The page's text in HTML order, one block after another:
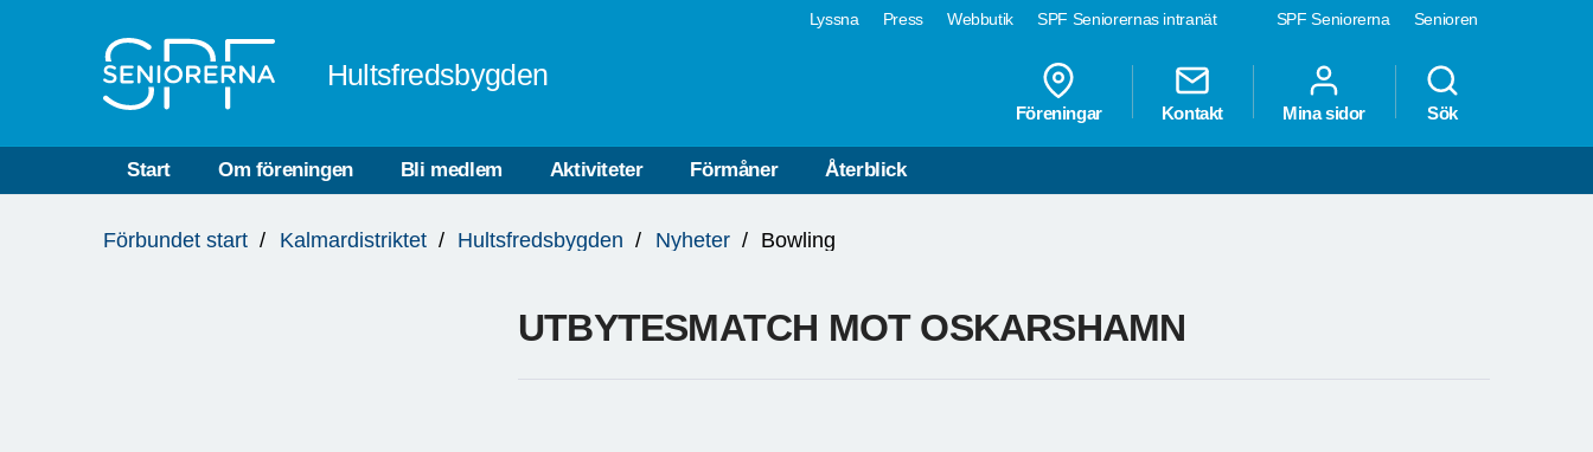
SPF Seniorerna Senioren
Lyssna Press Webbutik SPF Seniorernas intranät
Hultsfredsbygden
Föreningar Kontakt Mina sidor Sök
Start Om föreningen Bli medlem Aktiviteter Förmåner Återblick
är
Förbundet start Kalmardistriktet Hultsfredsbygden Nyheter Bowling
UTBYTESMATCH MOT OSKARSHAMN